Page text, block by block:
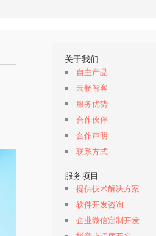
关于我们
自主产品
云畅智客
服务优势
合作伙伴
合作声明
联系方式
服务项目
提供技术解决方案
软件开发咨询
企业微信定制开发